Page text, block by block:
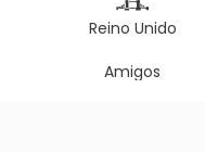
Reino Unido
Amigos